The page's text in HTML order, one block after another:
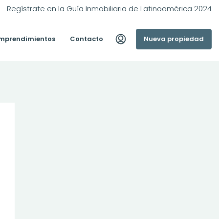
Regístrate en la Guía Inmobiliaria de Latinoamérica 2024
Contacto Nueva propiedad